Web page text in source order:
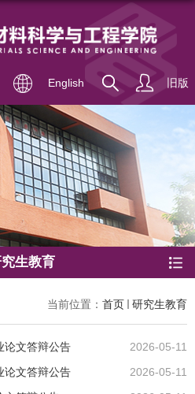
English 旧版
生教育
当前位置： 首页 研究生教育
论文答辩公告
2026-05-11
论文答辩公告
2026-05-11